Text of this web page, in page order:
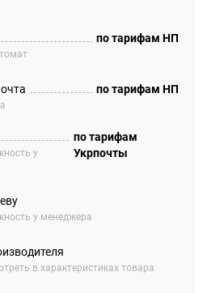
по тарифам НП
по тарифам НП
у
по тарифам
Укрпочты
у менеджера
в характеристиках товара